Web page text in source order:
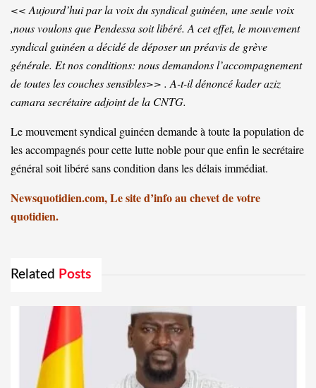
<< Aujourd’hui par la voix du syndical guinéen, une seule voix
,nous voulons que Pendessa soit libéré. A cet effet, le mouvement
syndical guinéen a décidé de déposer un préavis de grève
générale. Et nos conditions: nous demandons l’accompagnement
de toutes les couches sensibles>> . A-t-il dénoncé kader aziz
camara secrétaire adjoint de la CNTG.
Le mouvement syndical guinéen demande à toute la population de
les accompagnés pour cette lutte noble pour que enfin le secrétaire
général soit libéré sans condition dans les délais immédiat.
Newsquotidien.com, Le site d’info au chevet de votre
quotidien.
Related Posts